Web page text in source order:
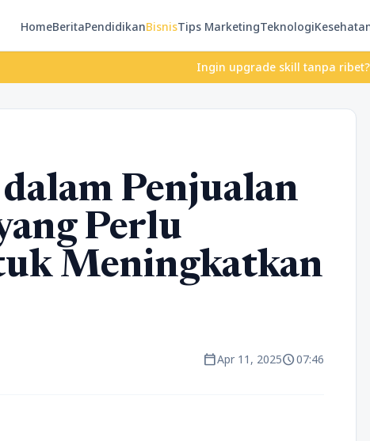
HomeBeritaPendidikanBisnisTips MarketingTeknologi
Ingin upgrade skill tanpa ribet?
Penjualan
Perlu
Meningkatkan
calendar_todayApr 11, 2025schedule07:46